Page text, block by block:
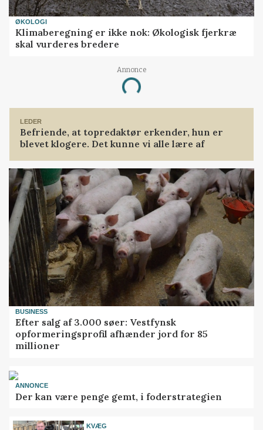
ØKOLOGI
Klimaberegning er ikke nok: Økologisk fjerkræ
skal vurderes bredere
Annonce
Loading...
LEDER
Befriende, at topredaktør erkender, hun er
blevet klogere. Det kunne vi alle lære af
BUSINESS
Efter salg af 3.000 søer: Vestfynsk
opformeringsprofil afhænder jord for 85
millioner
ANNONCE
Der kan være penge gemt, i foderstrategien
KVÆG